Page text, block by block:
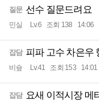
질문 선수 질문드려요
민실 Lv.6 조회 138 14:06
잡담 피파 고수 차은우
비숖 Lv.41 조회 153 14:01
잡담 요새 이적시장 메